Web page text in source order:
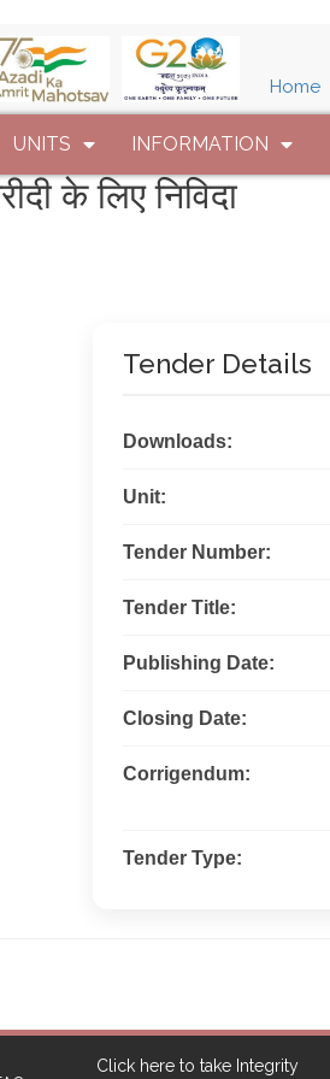
Home
UNITS INFORMATION
के लिए निविदा
Tender Details
Downloads:
Unit:
Tender Number:
Tender Title:
Publishing Date:
Closing Date:
Corrigendum:
Tender Type:
Click here to take Integrity